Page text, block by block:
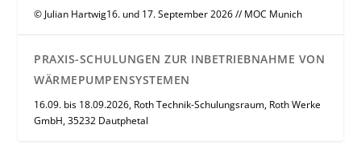
© Julian Hartwig16. und 17. September 2026 // MOC Munich
PRAXIS-SCHULUNGEN ZUR INBETRIEBNAHME VON
WÄRMEPUMPENSYSTEMEN
16.09. bis 18.09.2026, Roth Technik-Schulungsraum, Roth Werke
GmbH, 35232 Dautphetal